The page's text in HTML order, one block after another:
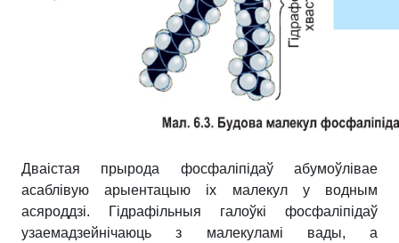
Дваістая прырода фосфаліпідаў абумоўлівае
асаблівую арыен­тацыю іх малекул у водным
асяроддзі. Гідрафільныя галоўкі фосфа­ліпідаў
узаемадзейнічаюць з малекуламі вады, а